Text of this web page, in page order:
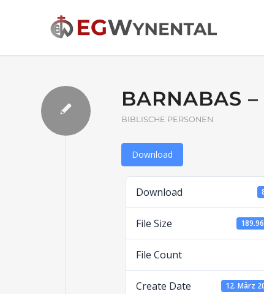
BARNABAS
BIBLISCHE PERSONEN
Download
Download
File Size
File Count
Create Date 12. März